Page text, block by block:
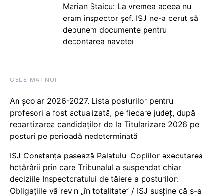
Marian Staicu: La vremea aceea nu
eram inspector șef. ISJ ne-a cerut să
depunem documente pentru
decontarea navetei
CELE MAI NOI
An școlar 2026-2027. Lista posturilor pentru
profesori a fost actualizată, pe fiecare județ, după
repartizarea candidaților de la Titularizare 2026 pe
posturi pe perioadă nedeterminată
ISJ Constanța pasează Palatului Copiilor executarea
hotărârii prin care Tribunalul a suspendat chiar
deciziile Inspectoratului de tăiere a posturilor:
Obligațiile vă revin „în totalitate” / ISJ susține că s-a